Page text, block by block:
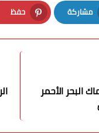
مشاركة
LinkedIn
حفظ
Pinterest
البحر الأحمر